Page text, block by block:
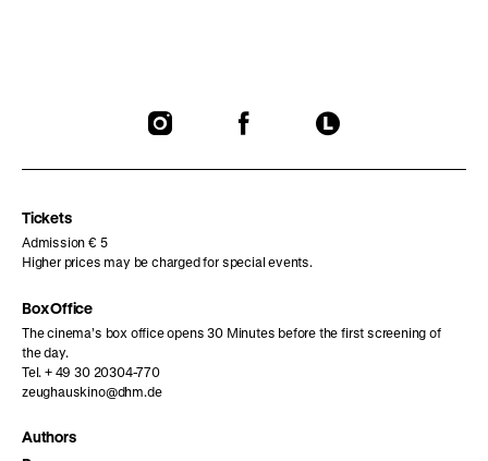
To
To
To
Tickets
Admission € 5
Higher prices may be charged for special events.
Box Office
The cinema’s box office opens 30 Minutes before the first screening of
the day.
Tel. + 49 30 20304-770
zeughauskino@dhm.de
Authors